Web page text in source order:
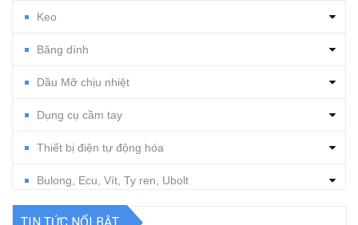
Keo
Băng dính
Dầu Mỡ chịu nhiệt
Dụng cụ cầm tay
Thiết bị điện tự động hóa
Bulong, Ecu, Vít, Ty ren, Ubolt
Dụng cụ cắt gọt